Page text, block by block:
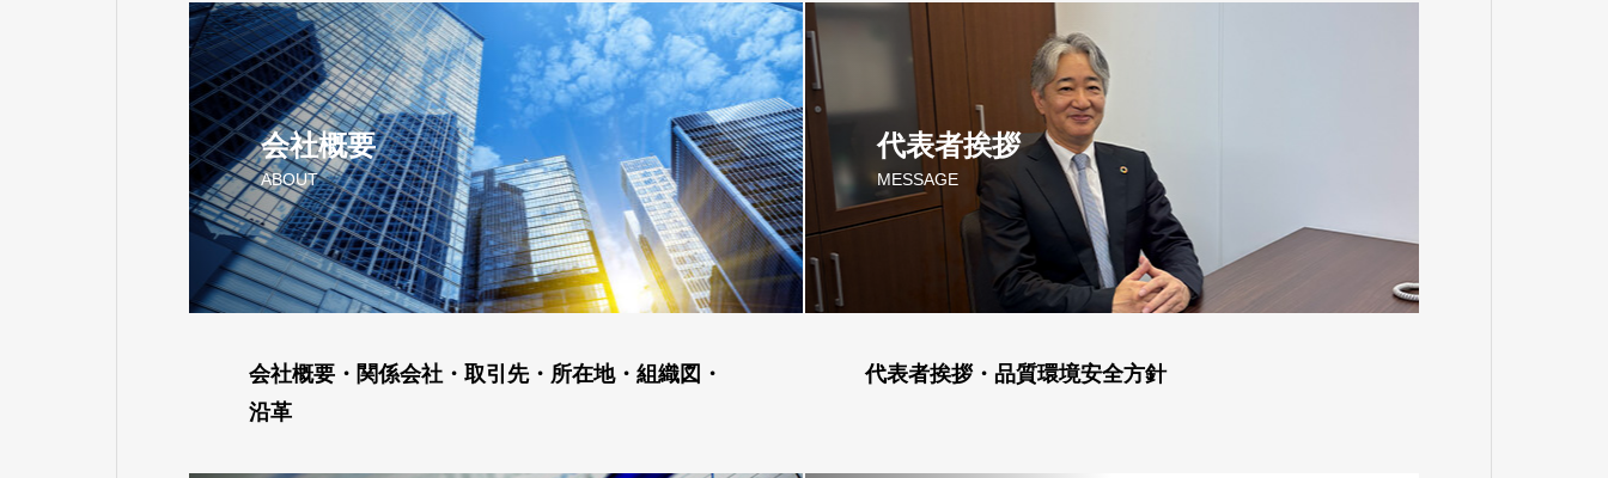
会社概要
ABOUT
会社概要・関係会社・取引先・所在地・組織図・
沿革
代表者挨拶
MESSAGE
代表者挨拶・品質環境安全方針